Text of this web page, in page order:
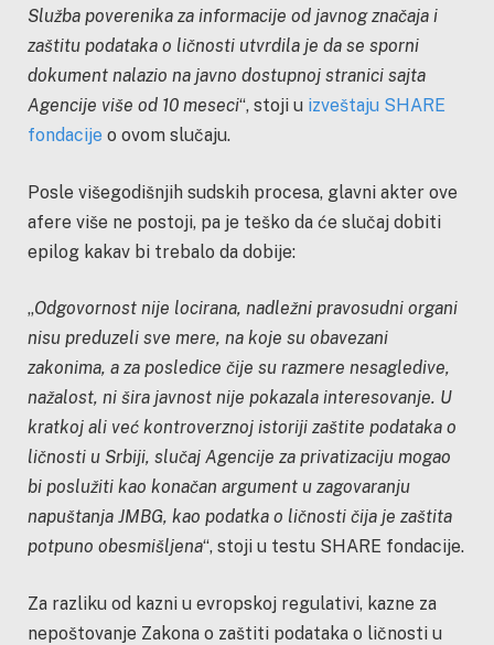
Služba poverenika za informacije od javnog značaja i
zaštitu podataka o ličnosti utvrdila je da se sporni
dokument nalazio na javno dostupnoj stranici sajta
Agencije više od 10 meseci“, stoji u izveštaju SHARE
fondacije o ovom slučaju.
Posle višegodišnjih sudskih procesa, glavni akter ove
afere više ne postoji, pa je teško da će slučaj dobiti
epilog kakav bi trebalo da dobije:
„Odgovornost nije locirana, nadležni pravosudni organi
nisu preduzeli sve mere, na koje su obavezani
zakonima, a za posledice čije su razmere nesagledive,
nažalost, ni šira javnost nije pokazala interesovanje. U
kratkoj ali već kontroverznoj istoriji zaštite podataka o
ličnosti u Srbiji, slučaj Agencije za privatizaciju mogao
bi poslužiti kao konačan argument u zagovaranju
napuštanja JMBG, kao podatka o ličnosti čija je zaštita
potpuno obesmišljena“, stoji u testu SHARE fondacije.
Za razliku od kazni u evropskoj regulativi, kazne za
nepoštovanje Zakona o zaštiti podataka o ličnosti u